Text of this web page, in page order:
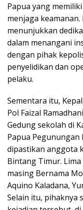
Papua yang
menjaga
menunjukkan
dalam menangani
dengan pihak
penyelidikan dan
pelaku.
Sementara itu,
Pol Faizal
Gedung sekolah di
Papua Pegunungan
dipastikan anggota
Bintang Timur.
masing Bernama
Aquino Kaladana,
Selain itu, pihaknya